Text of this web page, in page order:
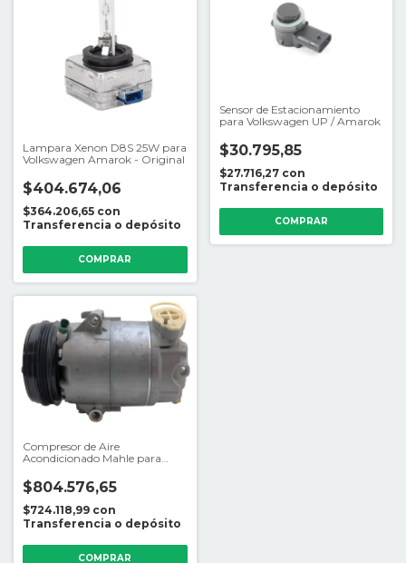
Lampara Xenon D8S 25W para
Volkswagen Amarok - Original
$404.674,06
$364.206,65 con
Transferencia o depósito
Sensor de Estacionamiento
para Volkswagen UP / Amarok
$30.795,85
$27.716,27 con
Transferencia o depósito
Compresor de Aire
Acondicionado Mahle para
Trend/Voyage/Suran
$804.576,65
$724.118,99 con
Transferencia o depósito